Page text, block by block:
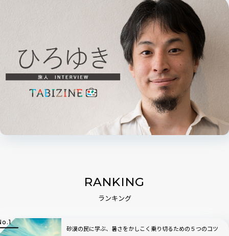
RANKING
ランキング
砂漠の民に学ぶ、暑さをかしこく乗り切るための５つのコツ